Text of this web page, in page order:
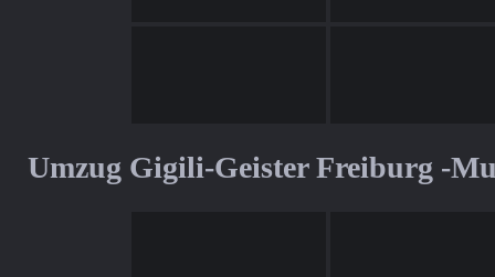
Umzug Gigili-Geister Freiburg -